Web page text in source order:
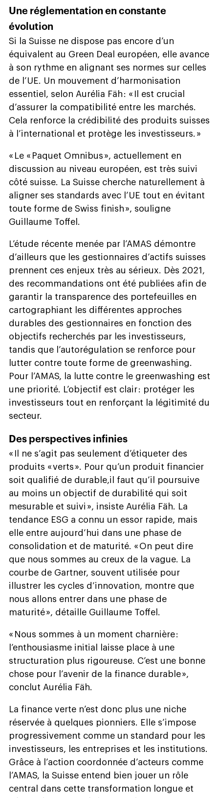
Une réglementation en constante
évolution
Si la Suisse ne dispose pas encore d’un
équivalent au Green Deal européen, elle avance
à son rythme en alignant ses normes sur celles
de l’UE. Un mouvement d’harmonisation
essentiel, selon Aurélia Fäh : « Il est crucial
d’assurer la compatibilité entre les marchés.
Cela renforce la crédibilité des produits suisses
à l’international et protège les investisseurs. »
« Le « Paquet Omnibus », actuellement en
discussion au niveau européen, est très suivi
côté suisse. La Suisse cherche naturellement à
aligner ses standards avec l’UE tout en évitant
toute forme de Swiss finish », souligne
Guillaume Toffel.
L’étude récente menée par l’AMAS démontre
d’ailleurs que les gestionnaires d’actifs suisses
prennent ces enjeux très au sérieux. Dès 2021,
des recommandations ont été publiées afin de
garantir la transparence des portefeuilles en
cartographiant les différentes approches
durables des gestionnaires en fonction des
objectifs recherchés par les investisseurs,
tandis que l’autorégulation se renforce pour
lutter contre toute forme de greenwashing.
Pour l’AMAS, la lutte contre le greenwashing est
une priorité. L’objectif est clair : protéger les
investisseurs tout en renforçant la légitimité du
secteur.
Des perspectives infinies
« Il ne s’agit pas seulement d’étiqueter des
produits « verts ». Pour qu’un produit financier
soit qualifié de durable,il faut qu’il poursuive
au moins un objectif de durabilité qui soit
mesurable et suivi », insiste Aurélia Fäh. La
tendance ESG a connu un essor rapide, mais
elle entre aujourd’hui dans une phase de
consolidation et de maturité. « On peut dire
que nous sommes au creux de la vague. La
courbe de Gartner, souvent utilisée pour
illustrer les cycles d’innovation, montre que
nous allons entrer dans une phase de
maturité », détaille Guillaume Toffel.
« Nous sommes à un moment charnière :
l’enthousiasme initial laisse place à une
structuration plus rigoureuse. C’est une bonne
chose pour l’avenir de la finance durable »,
conclut Aurélia Fäh.
La finance verte n’est donc plus une niche
réservée à quelques pionniers. Elle s’impose
progressivement comme un standard pour les
investisseurs, les entreprises et les institutions.
Grâce à l’action coordonnée d’acteurs comme
l’AMAS, la Suisse entend bien jouer un rôle
central dans cette transformation longue et